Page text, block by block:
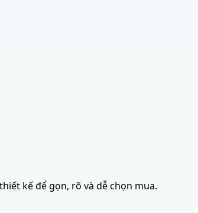
kế để gọn, rõ và dễ chọn mua.